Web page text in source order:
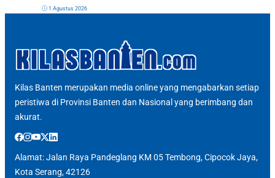
1 Agustus 2026
Kilas Banten merupakan media online yang mengabarkan setiap
peristiwa di Provinsi Banten dan Nasional yang berimbang dan
akurat.
Alamat: Jalan Raya Pandeglang KM 05 Tembong, Cipocok Jaya,
Kota Serang, 42126